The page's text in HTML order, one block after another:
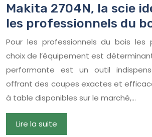
Makita 2704N, la scie
les professionnels du
Pour les professionnels du bois les
choix de l’équipement est
performante est un outil
offrant des coupes exactes et
à table disponibles sur le marché,…
Lire la suite